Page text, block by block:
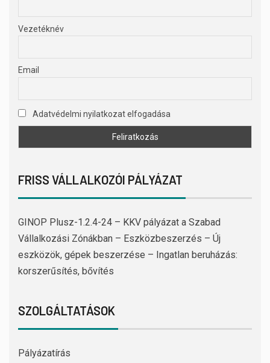
Vezetéknév
Email
Adatvédelmi nyilatkozat elfogadása
FRISS VÁLLALKOZÓI PÁLYÁZAT
GINOP Plusz-1.2.4-24 – KKV pályázat a Szabad
Vállalkozási Zónákban – Eszközbeszerzés – Új
eszközök, gépek beszerzése – Ingatlan beruházás:
korszerűsítés, bővítés
SZOLGÁLTATÁSOK
Pályázatírás